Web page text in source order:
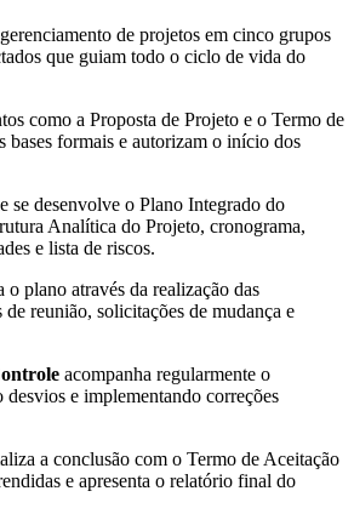
de projetos em cinco grupos
que guiam todo o ciclo de vida do
como a Proposta de Projeto e o Termo de
bases formais e autorizam o início dos
se desenvolve o Plano Integrado do
Analítica do Projeto, cronograma,
e lista de riscos.
o plano através da realização das
de reunião, solicitações de mudança e
acompanha regularmente o
e implementando correções
a conclusão com o Termo de Aceitação
e apresenta o relatório final do